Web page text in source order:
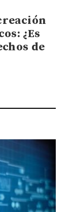
¿Es
de